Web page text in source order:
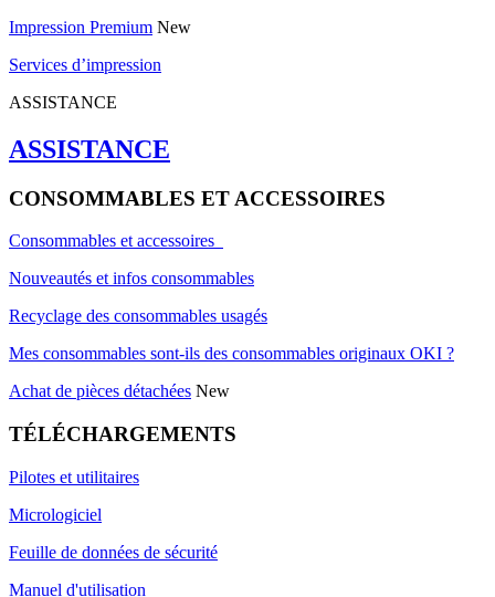
Impression Premium New
Services d’impression
ASSISTANCE
ASSISTANCE
CONSOMMABLES ET ACCESSOIRES
Consommables et accessoires
Nouveautés et infos consommables
Recyclage des consommables usagés
Mes consommables sont-ils des consommables originaux OKI ?
Achat de pièces détachées New
TÉLÉCHARGEMENTS
Pilotes et utilitaires
Micrologiciel
Feuille de données de sécurité
Manuel d'utilisation